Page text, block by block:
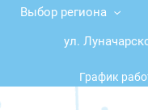
Выбор региона
ул.
График